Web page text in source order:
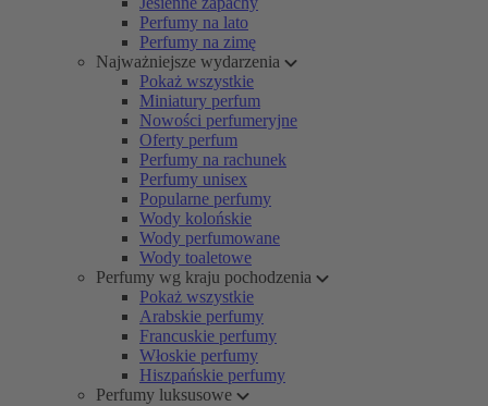
Perfumy na lato
Perfumy na zimę
Najważniejsze wydarzenia
Pokaż wszystkie
Miniatury perfum
Nowości perfumeryjne
Oferty perfum
Perfumy na rachunek
Perfumy unisex
Popularne perfumy
Wody kolońskie
Wody perfumowane
Wody toaletowe
Perfumy wg kraju pochodzenia
Pokaż wszystkie
Arabskie perfumy
Francuskie perfumy
Włoskie perfumy
Hiszpańskie perfumy
Perfumy luksusowe